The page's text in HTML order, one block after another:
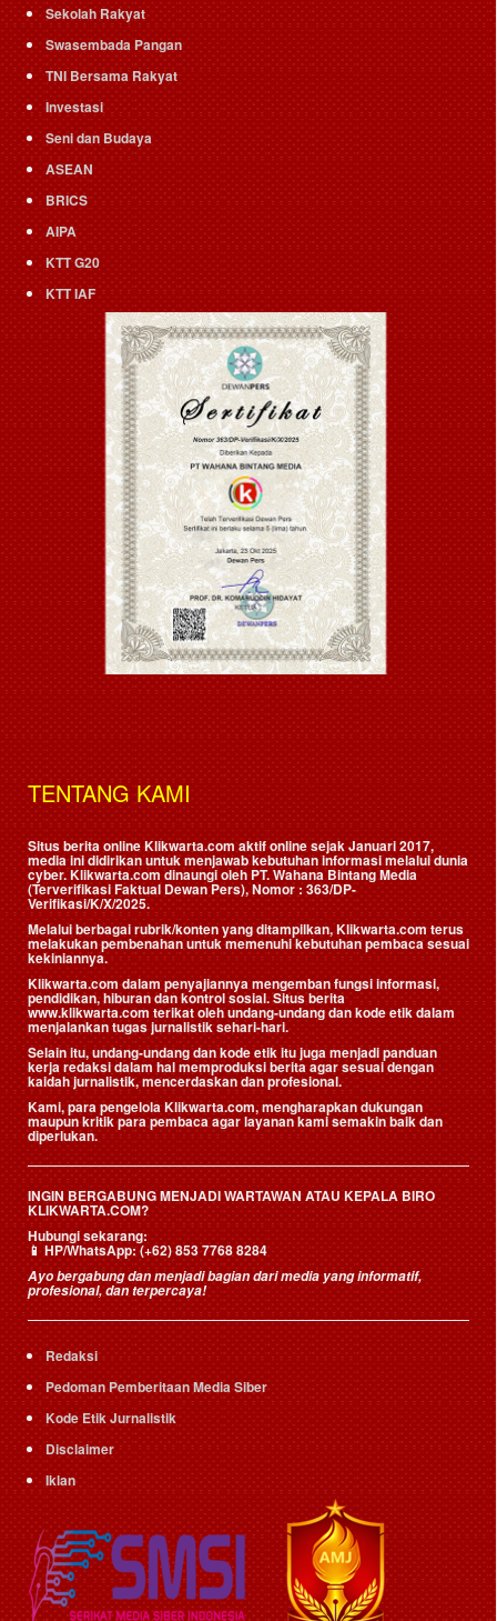
Sekolah Rakyat
Swasembada Pangan
TNI Bersama Rakyat
Investasi
Seni dan Budaya
ASEAN
BRICS
AIPA
KTT G20
KTT IAF
TENTANG KAMI
Situs berita online Klikwarta.com aktif online sejak Januari 2017,
media ini didirikan untuk menjawab kebutuhan informasi melalui dunia
cyber. Klikwarta.com dinaungi oleh PT. Wahana Bintang Media
(Terverifikasi Faktual Dewan Pers), Nomor : 363/DP-
Verifikasi/K/X/2025.
Melalui berbagai rubrik/konten yang ditampilkan, Klikwarta.com terus
melakukan pembenahan untuk memenuhi kebutuhan pembaca sesuai
kekiniannya.
Klikwarta.com dalam penyajiannya mengemban fungsi informasi,
pendidikan, hiburan dan kontrol sosial. Situs berita
www.klikwarta.com terikat oleh undang-undang dan kode etik dalam
menjalankan tugas jurnalistik sehari-hari.
Selain itu, undang-undang dan kode etik itu juga menjadi panduan
kerja redaksi dalam hal memproduksi berita agar sesuai dengan
kaidah jurnalistik, mencerdaskan dan profesional.
Kami, para pengelola Klikwarta.com, mengharapkan dukungan
maupun kritik para pembaca agar layanan kami semakin baik dan
diperlukan.
INGIN BERGABUNG MENJADI WARTAWAN ATAU KEPALA BIRO
KLIKWARTA.COM?
Hubungi sekarang:
📱HP/WhatsApp:(+62) 853 7768 8284
Ayo bergabung dan menjadi bagian dari media yang informatif,
profesional, dan terpercaya!
Redaksi
Pedoman Pemberitaan Media Siber
Kode Etik Jurnalistik
Disclaimer
Iklan